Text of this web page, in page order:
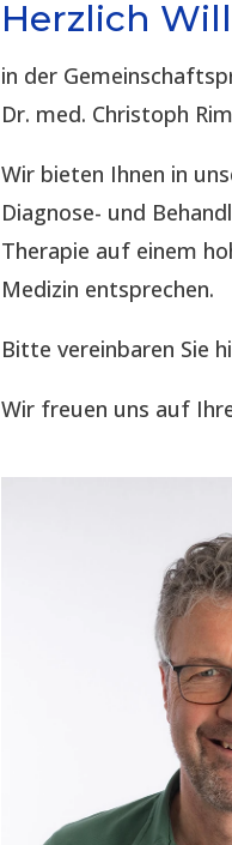
Herzlich
in der
Dr. med. Christoph
Wir bieten Ihnen in
Diagnose- und
Therapie auf einem
Medizin entsprechen.
Bitte vereinbaren Sie
Wir freuen uns auf